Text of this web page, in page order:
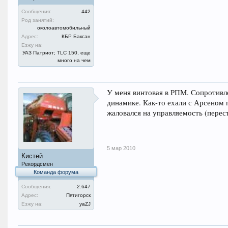
Сообщения:
442
Род занятий:
околоавтомобильный
Адрес:
КБР Баксан
Езжу на:
УАЗ Патриот; TLC 150, еще
много на чем
Кистей
Рекордсмен
Команда форума
Сообщения:
2.647
Адрес:
Пятигорск
Езжу на:
уаZJ
У меня винтовая в РПМ.
динамике. Как-то ехали с Арсеном
жаловался на управляемость
5 мар 2010